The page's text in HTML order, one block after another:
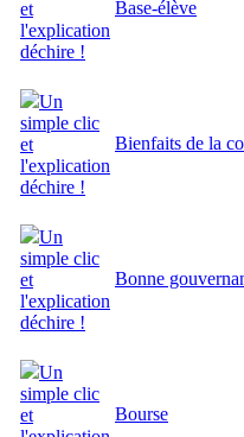
et
l'explication
déchire !
Base-élève
Un
simple clic
et
l'explication
déchire !
Bienfaits de la
Un
simple clic
et
l'explication
déchire !
Bonne
Un
simple clic
et
Bourse